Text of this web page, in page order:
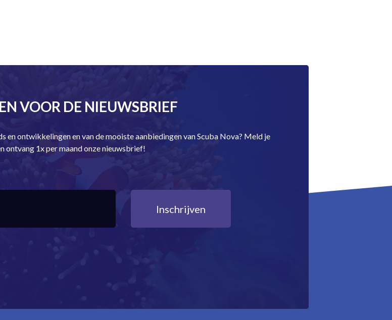
VOOR DE NIEUWSBRIEF
en ontwikkelingen en van de mooiste aanbiedingen van Scuba Nova? Meld je
ontvang 1x per maand onze nieuwsbrief!